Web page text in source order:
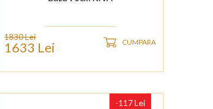
1830 Lei
1633 Lei CUMPARA
-117 Lei